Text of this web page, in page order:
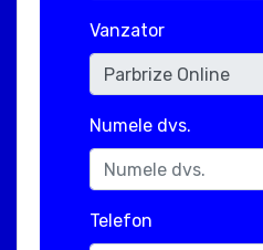
Vanzator
Numele dvs.
Telefon